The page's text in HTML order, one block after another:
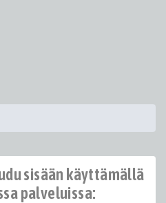
sisään käyttämällä
palveluissa: